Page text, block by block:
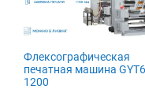
Флексографическая
печатная машина
1200